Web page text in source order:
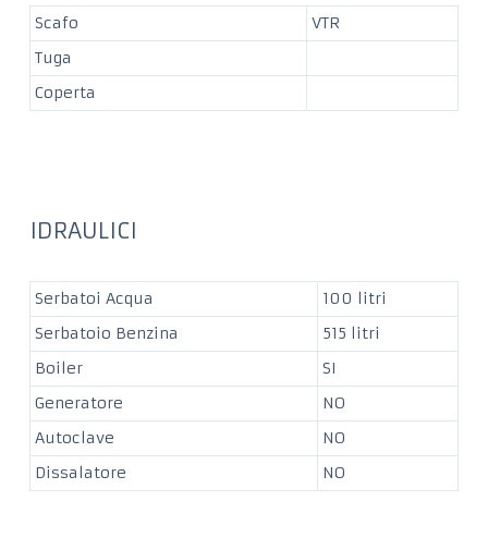
Scafo
VTR
Tuga
Coperta
IDRAULICI
Serbatoi Acqua
100 litri
Serbatoio Benzina
515 litri
Boiler
SI
Generatore
NO
Autoclave
NO
Dissalatore
NO